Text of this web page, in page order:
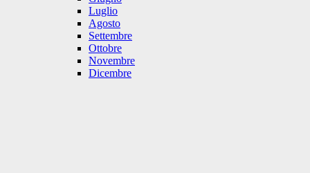
Luglio
Agosto
Settembre
Ottobre
Novembre
Dicembre